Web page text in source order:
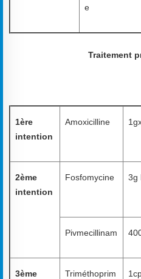
e
Traitement
1ère
intention
Amoxicilline
2ème
intention
Fosfomycine 3g
Pivmecillinam
3ème
Triméthoprim